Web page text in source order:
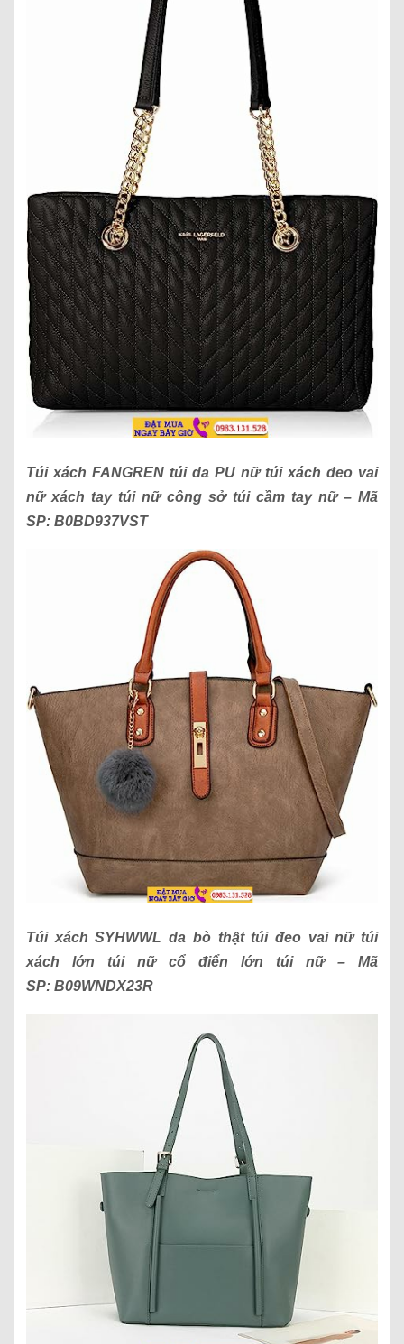
Túi xách FANGREN túi da PU nữ túi xách đeo vai
nữ xách tay túi nữ công sở túi cầm tay nữ– Mã
SP: B0BD937VST
Túi xáchSYHWWL da bò thật túi đeo vai nữ túi
xách lớn túi nữ cổ điển lớn túi nữ– Mã
SP: B09WNDX23R